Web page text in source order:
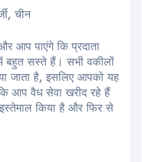
चीन
आप पाएंगे कि प्रदाता
बहुत सस्ते हैं। सभी वकीलों
जाता है, इसलिए आपको यह
आप वैध सेवा खरीद रहे हैं
किया है और फिर से